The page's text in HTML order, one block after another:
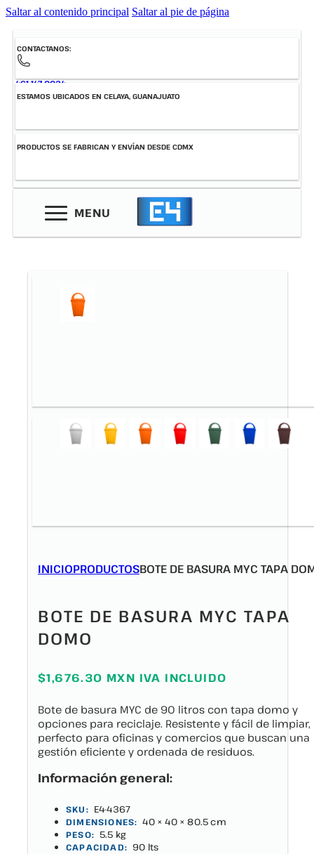
Saltar al contenido principal Saltar al pie de página
CONTACTANOS:
461-147-0034
ESTAMOS UBICADOS EN CELAYA, GUANAJUATO
PRODUCTOS SE FABRICAN Y ENVÍAN DESDE CDMX
MENU
INICIOPRODUCTOSBOTE DE BASURA MYC TAPA
BOTE DE BASURA MYC TAPA
DOMO
$1,676.30 MXN IVA INCLUIDO
Bote de basura MYC de 90 litros con tapa domo y
opciones para reciclaje. Resistente y fácil de limpiar,
perfecto para oficinas y comercios que buscan una
gestión eficiente y ordenada de residuos.
Información general:
SKU: E4-4367
DIMENSIONES: 40 × 40 × 80.5 cm
PESO: 5.5 kg
CAPACIDAD: 90 lts